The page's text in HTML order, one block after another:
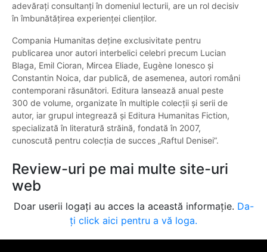
adevărați consultanți în domeniul lecturii, are un rol decisiv
în îmbunătățirea experienței clienților.
Compania Humanitas deține exclusivitate pentru
publicarea unor autori interbelici celebri precum Lucian
Blaga, Emil Cioran, Mircea Eliade, Eugène Ionesco și
Constantin Noica, dar publică, de asemenea, autori români
contemporani răsunători. Editura lansează anual peste
300 de volume, organizate în multiple colecții și serii de
autor, iar grupul integrează și Editura Humanitas Fiction,
specializată în literatură străină, fondată în 2007,
cunoscută pentru colecția de succes „Raftul Denisei”.
Review-uri pe mai multe site-uri
web
Doar userii logați au acces la această informație. Da-
ți click aici pentru a vă loga.